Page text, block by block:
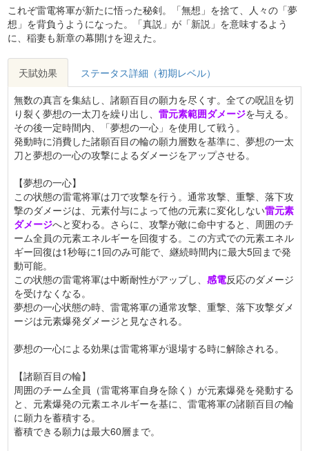
これぞ雷電将軍が新たに悟った秘剣。「無想」を捨て、人々の「夢
想」を背負うようになった。「真説」が「新説」を意味するよう
に、稲妻も新章の幕開けを迎えた。
天賦効果
ステータス詳細（初期レベル）
無数の真言を集結し、諸願百目の願力を尽くす。全ての呪詛を切
り裂く夢想の一太刀を繰り出し、 雷元素範囲ダメージを与える。
その後一定時間内、「夢想の一心」を使用して戦う。
発動時に消費した諸願百目の輪の願力層数を基準に、夢想の一太
刀と夢想の一心の攻撃によるダメージをアップさせる。
【夢想の一心】
この状態の雷電将軍は刀で攻撃を行う。通常攻撃、重撃、落下攻
撃のダメージは、元素付与によって他の元素に変化しない雷元素
ダメージへと変わる。さらに、攻撃が敵に命中すると、周囲のチ
ーム全員の元素エネルギーを回復する。この方式での元素エネル
ギー回復は1秒毎に1回のみ可能で、継続時間内に最大5回まで発
動可能。
この状態の雷電将軍は中断耐性がアップし、 感電反応のダメージ
を受けなくなる。
夢想の一心状態の時、雷電将軍の通常攻撃、重撃、落下攻撃ダメ
ージは元素爆発ダメージと見なされる。
夢想の一心による効果は雷電将軍が退場する時に解除される。
【諸願百目の輪】
周囲のチーム全員（雷電将軍自身を除く）が元素爆発を発動する
と、元素爆発の元素エネルギーを基に、雷電将軍の諸願百目の輪
に願力を蓄積する。
蓄積できる願力は最大60層まで。